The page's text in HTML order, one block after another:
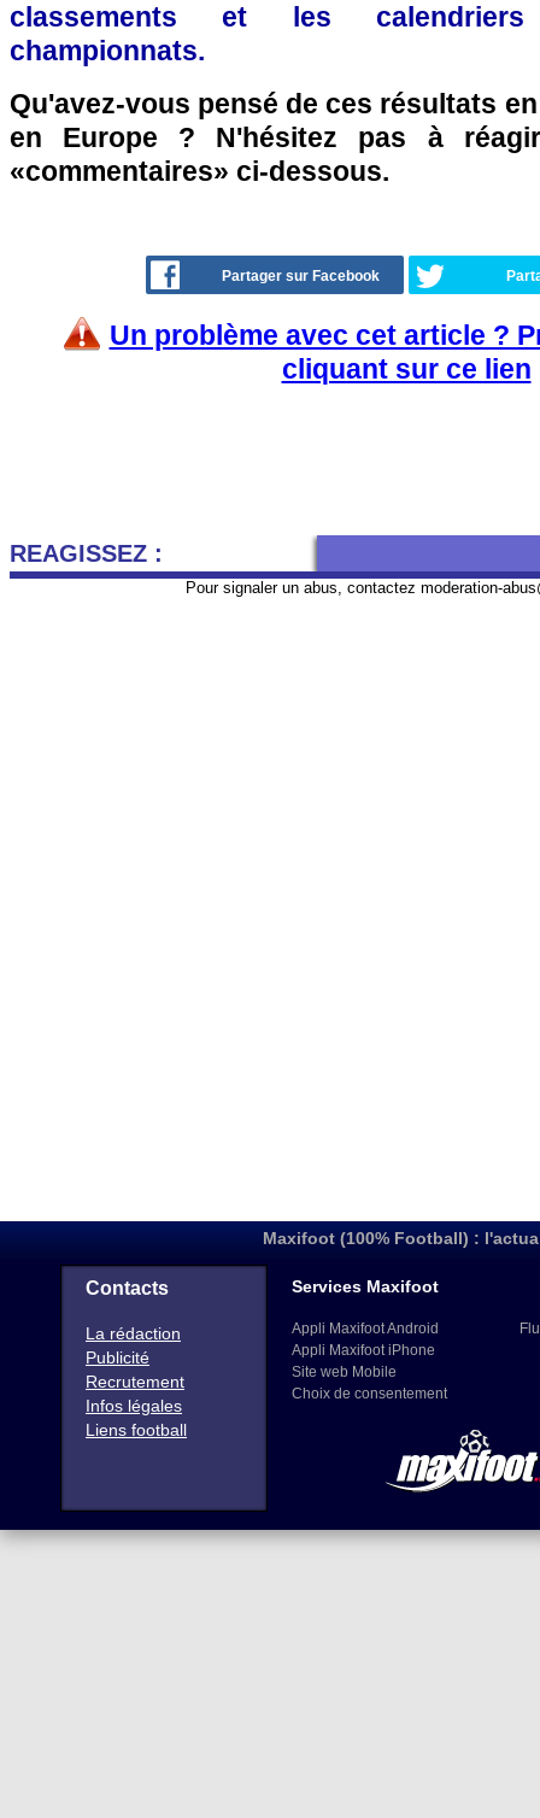
classements et les
championnats.
Qu'avez-vous pensé de ces résultats
en Europe ? N'hésitez pas à
«commentaires» ci-dessous.
Partager sur Facebook
Un problème avec cet article ?
cliquant sur ce lien
REAGISSEZ :
Pour signaler un abus, contactez moderation-
Maxifoot (100% Football) :
Contacts
La rédaction
Publicité
Recrutement
Infos légales
Liens football
Services Maxifoot
Appli Maxifoot Android
Appli Maxifoot iPhone
Site web Mobile
Choix de consentement